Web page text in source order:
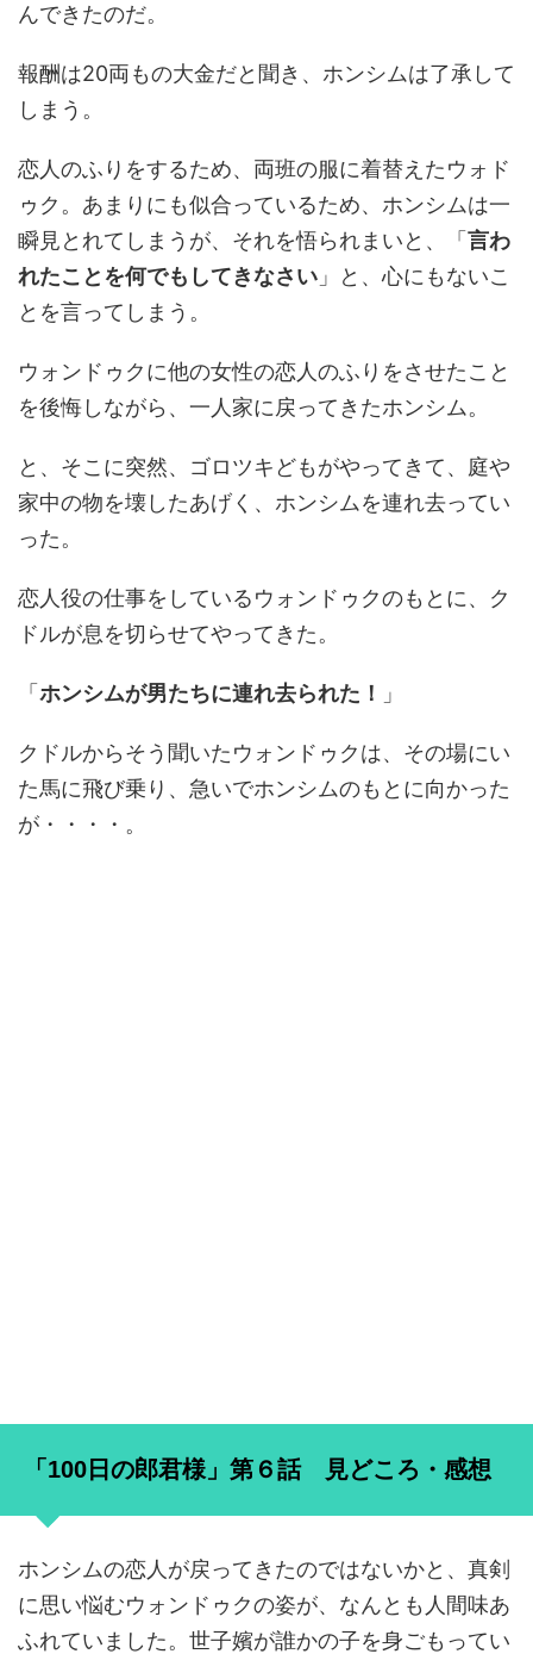
んできたのだ。
報酬は20両もの大金だと聞き、ホンシムは了承して
しまう。
恋人のふりをするため、両班の服に着替えたウォド
ゥク。あまりにも似合っているため、ホンシムは一
瞬見とれてしまうが、それを悟られまいと、「言わ
れたことを何でもしてきなさい 」と、心にもないこ
とを言ってしまう。
ウォンドゥクに他の女性の恋人のふりをさせたこと
を後悔しながら、一人家に戻ってきたホンシム。
と、そこに突然、ゴロツキどもがやってきて、庭や
家中の物を壊したあげく、ホンシムを連れ去ってい
った。
恋人役の仕事をしているウォンドゥクのもとに、ク
ドルが息を切らせてやってきた。
「ホンシムが男たちに連れ去られた！ 」
クドルからそう聞いたウォンドゥクは、その場にい
た馬に飛び乗り、急いでホンシムのもとに向かった
が・・・・。
「100日の郎君様」第６話 見どころ・感想
ホンシムの恋人が戻ってきたのではないかと、真剣
に思い悩むウォンドゥクの姿が、なんとも人間味あ
ふれていました。世子嬪が誰かの子を身ごもってい